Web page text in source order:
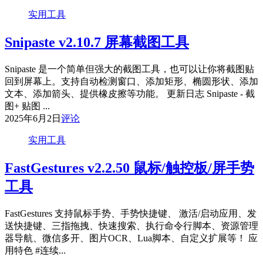
实用工具
Snipaste v2.10.7 屏幕截图工具
Snipaste 是一个简单但强大的截图工具，也可以让你将截图贴
回到屏幕上。支持自动检测窗口、添加矩形、椭圆形状、添加
文本、添加箭头、提供橡皮擦等功能。 更新日志 Snipaste - 截
图+ 贴图 ...
2025年6月2日 评论
实用工具
FastGestures v2.2.50 鼠标/触控板/屏手势
工具
FastGestures 支持鼠标手势、手势快捷键、 激活/启动应用、发
送快捷键、三指拖拽、快速搜索、执行命令行脚本、资源管理
器导航、微信多开、图片OCR、Lua脚本、自定义扩展等！ 应
用特色 #连续...